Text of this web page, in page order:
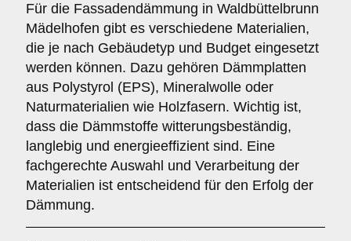
Für die Fassadendämmung in Waldbüttelbrunn
Mädelhofen gibt es verschiedene Materialien,
die je nach Gebäudetyp und Budget eingesetzt
werden können. Dazu gehören Dämmplatten
aus Polystyrol (EPS), Mineralwolle oder
Naturmaterialien wie Holzfasern. Wichtig ist,
dass die Dämmstoffe witterungsbeständig,
langlebig und energieeffizient sind. Eine
fachgerechte Auswahl und Verarbeitung der
Materialien ist entscheidend für den Erfolg der
Dämmung.